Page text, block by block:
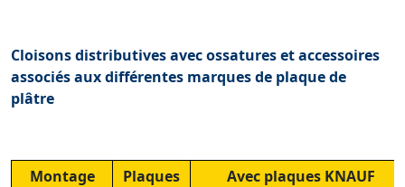
Cloisons distributives avec ossatures et accessoires
associés aux différentes marques de plaque de
plâtre
Montage Plaques
Avec plaques KNAUF